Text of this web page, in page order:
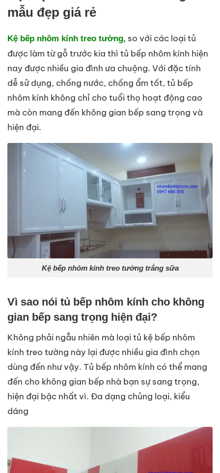
mẫu đẹp giá rẻ
Kệ bếp nhôm kính treo tường, so với các loại tủ
được làm từ gỗ trước kia thì tủ bếp nhôm kính hiện
nay được nhiều gia đình ưa chuộng. Với đặc tính
dễ sử dụng, chống nước, chống ẩm tốt, tủ bếp
nhôm kính không chỉ cho tuổi thọ hoạt động cao
mà còn mang đến không gian bếp sang trọng và
hiện đại.
Kệ bếp nhôm kính treo tường trắng sữa
Vì sao nói tủ bếp nhôm kính cho không
gian bếp sang trọng hiện đại?
Không phải ngẫu nhiên mà loại tủ kệ bếp nhôm
kính treo tường này lại được nhiều gia đình chọn
dùng đến như vậy. Tủ bếp nhôm kính có thể mang
đến cho không gian bếp nhà bạn sự sang trọng,
hiện đại bậc nhất vì. Đa dạng chủng loại, kiểu
dáng